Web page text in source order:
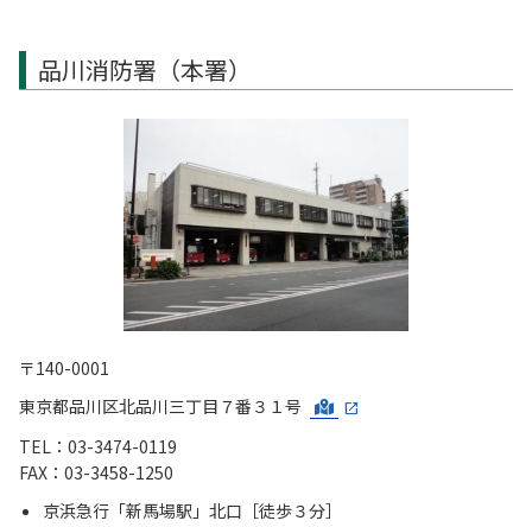
品川消防署（本署）
〒140-0001
東京都品川区北品川三丁目７番３１号
TEL：03-3474-0119
FAX：03-3458-1250
京浜急行「新馬場駅」北口［徒歩３分］